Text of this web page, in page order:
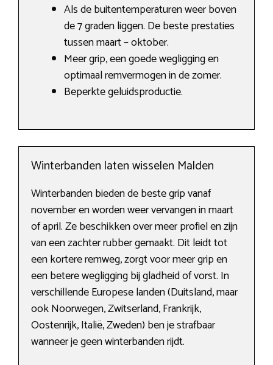
Als de buitentemperaturen weer boven
de 7 graden liggen. De beste prestaties
tussen maart – oktober.
Meer grip, een goede wegligging en
optimaal remvermogen in de zomer.
Beperkte geluidsproductie.
Winterbanden laten wisselen Malden
Winterbanden bieden de beste grip vanaf
november en worden weer vervangen in maart
of april. Ze beschikken over meer profiel en zijn
van een zachter rubber gemaakt. Dit leidt tot
een kortere remweg, zorgt voor meer grip en
een betere wegligging bij gladheid of vorst. In
verschillende Europese landen (Duitsland, maar
ook Noorwegen, Zwitserland, Frankrijk,
Oostenrijk, Italië, Zweden) ben je strafbaar
wanneer je geen winterbanden rijdt.